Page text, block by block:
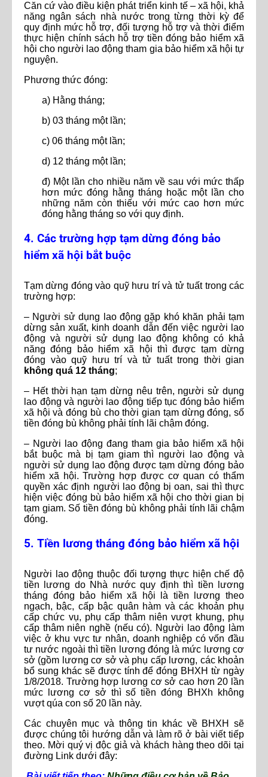
Căn cứ vào điều kiện phát triển kinh tế – xã hội, khả
năng ngân sách nhà nước trong từng thời kỳ để
quy định mức hỗ trợ, đối tượng hỗ trợ và thời điểm
thực hiện chính sách hỗ trợ tiền đóng bảo hiểm xã
hội cho người lao động tham gia bảo hiểm xã hội tự
nguyện.
Phương thức đóng:
a) Hằng tháng;
b) 03 tháng một lần;
c) 06 tháng một lần;
d) 12 tháng một lần;
đ) Một lần cho nhiều năm về sau với mức thấp
hơn mức đóng hằng tháng hoặc một lần cho
những năm còn thiếu với mức cao hơn mức
đóng hằng tháng so với quy định.
4. Các trường hợp tạm dừng đóng bảo
hiểm xã hội bắt buộc
Tạm dừng đóng vào quỹ hưu trí và tử tuất trong các
trường hợp:
– Người sử dụng lao động gặp khó khăn phải tạm
dừng sản xuất, kinh doanh dẫn đến việc người lao
động và người sử dụng lao động không có khả
năng đóng bảo hiểm xã hội thì được tạm dừng
đóng vào quỹ hưu trí và tử tuất trong thời gian
không quá 12 tháng;
– Hết thời hạn tạm dừng nêu trên, người sử dụng
lao động và người lao động tiếp tục đóng bảo hiểm
xã hội và đóng bù cho thời gian tạm dừng đóng, số
tiền đóng bù không phải tính lãi chậm đóng.
– Người lao động đang tham gia bảo hiểm xã hội
bắt buộc mà bị tạm giam thì người lao động và
người sử dụng lao động được tạm dừng đóng bảo
hiểm xã hội. Trường hợp được cơ quan có thẩm
quyền xác định người lao động bị oan, sai thì thực
hiện việc đóng bù bảo hiểm xã hội cho thời gian bị
tạm giam. Số tiền đóng bù không phải tính lãi chậm
đóng.
5. Tiền lương tháng đóng bảo hiểm xã hội
Người lao động thuộc đối tượng thực hiện chế độ
tiền lương do Nhà nước quy định thì tiền lương
tháng đóng bảo hiểm xã hội là tiền lương theo
ngạch, bậc, cấp bậc quân hàm và các khoản phụ
cấp chức vụ, phụ cấp thâm niên vượt khung, phụ
cấp thâm niên nghề (nếu có). Người lao động làm
việc ở khu vực tư nhân, doanh nghiệp có vốn đầu
tư nước ngoài thì tiền lương đóng là mức lương cơ
sở (gồm lương cơ sở và phụ cấp lương, các khoản
bổ sung khác sẽ được tính để đóng BHXH từ ngày
1/8/2018. Trường hợp lương cơ sở cao hơn 20 lần
mức lương cơ sở thì số tiền đóng BHXh không
vượt qúa con số 20 lần này.
Các chuyên mục và thông tin khác về BHXH sẽ
được chúng tôi hướng dẫn và làm rõ ở bài viết tiếp
theo. Mời quý vị độc giả và khách hàng theo dõi tại
đường Link dưới đây: